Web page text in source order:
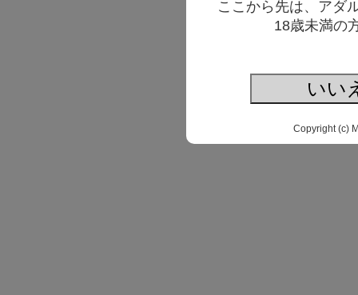
ここから先は、アダ
18歳未満の
いい
Copyright (c)